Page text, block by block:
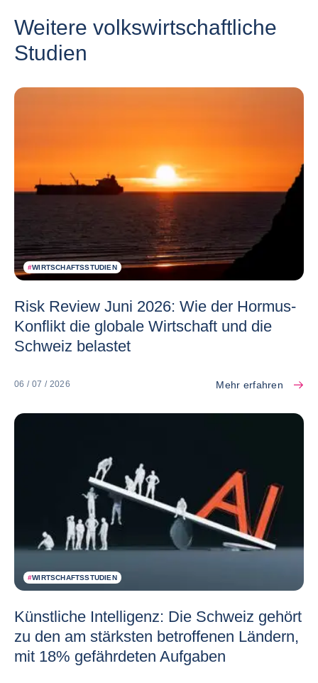
Weitere volkswirtschaftliche
Studien
#WIRTSCHAFTSSTUDIEN
Risk Review Juni 2026: Wie der Hormus-
Konflikt die globale Wirtschaft und die
Schweiz belastet
06 / 07 / 2026 Mehr erfahren
#WIRTSCHAFTSSTUDIEN
Künstliche Intelligenz: Die Schweiz gehört
zu den am stärksten betroffenen Ländern,
mit 18% gefährdeten Aufgaben